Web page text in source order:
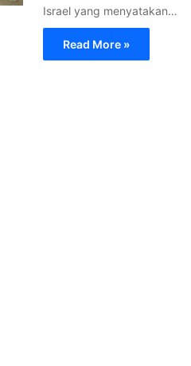
Israel yang menyatakan…
Read More »